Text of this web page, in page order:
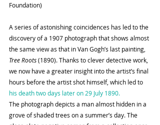
Foundation)
A series of astonishing coincidences has led to the
discovery of a 1907 photograph that shows almost
the same view as that in Van Gogh’s last painting,
Tree Roots (1890). Thanks to clever detective work,
we now have a greater insight into the artist’s final
hours before the artist shot himself, which led to
his death two days later on 29 July 1890.
The photograph depicts a man almost hidden in a
grove of shaded trees on a summer’s day. The